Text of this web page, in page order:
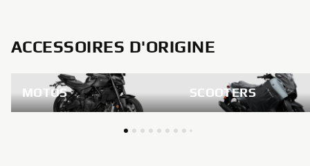
ACCESSOIRES D'ORIGINE
MOTOS SCOOTERS